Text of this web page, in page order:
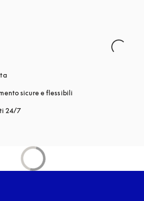
si apre in una nuova finestra
sicure e flessibili
24/7